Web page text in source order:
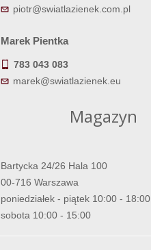
piotr@swiatlazienek.com.pl
Marek Pientka
783 043 083
marek@swiatlazienek.eu
Magazyn
Bartycka 24/26 Hala 100
00-716 Warszawa
poniedziałek - piątek 10:00 - 18:00
sobota 10:00 - 15:00